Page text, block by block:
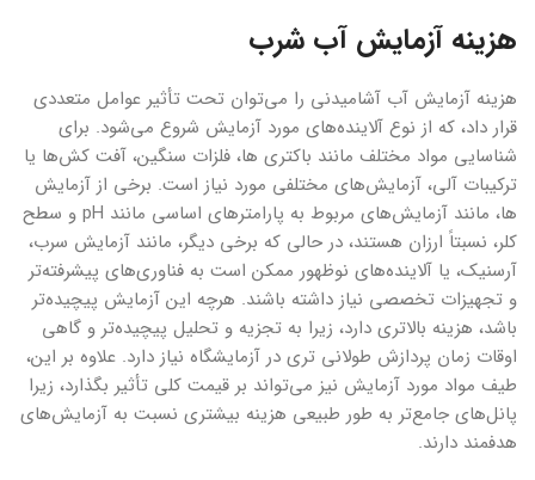
هزینه آزمایش آب شرب
هزینه آزمایش آب آشامیدنی را می‌توان تحت تأثیر عوامل متعددی
قرار داد، که از نوع آلاینده‌های مورد آزمایش شروع می‌شود. برای
شناسایی مواد مختلف مانند باکتری ها، فلزات سنگین، آفت کش‌ها یا
ترکیبات آلی، آزمایش‌های مختلفی مورد نیاز است. برخی از آزمایش
ها، مانند آزمایش‌های مربوط به پارامترهای اساسی مانند pH و سطح
کلر، نسبتاً ارزان هستند، در حالی که برخی دیگر، مانند آزمایش سرب،
آرسنیک، یا آلاینده‌های نوظهور ممکن است به فناوری‌های پیشرفته‌تر
و تجهیزات تخصصی نیاز داشته باشند. هرچه این آزمایش پیچیده‌تر
باشد، هزینه بالاتری دارد، زیرا به تجزیه و تحلیل پیچیده‌تر و گاهی
اوقات زمان پردازش طولانی تری در آزمایشگاه نیاز دارد. علاوه بر این،
طیف مواد مورد آزمایش نیز می‌تواند بر قیمت کلی تأثیر بگذارد، زیرا
پانل‌های جامع‌تر به طور طبیعی هزینه بیشتری نسبت به آزمایش‌های
هدفمند دارند.